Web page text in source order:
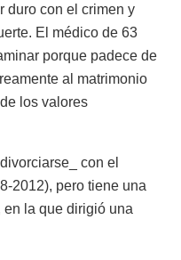
duro con el crimen y
El médico de 63
porque padece de
al matrimonio
los valores
con el
2012), pero tiene una
la que dirigió una